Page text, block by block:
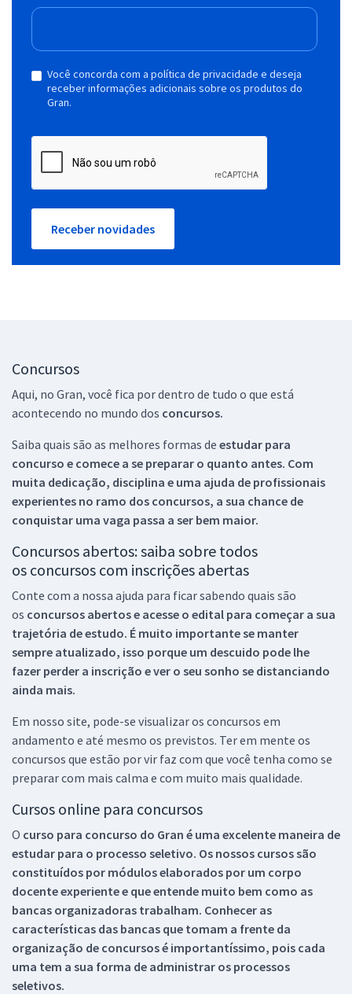
Você concorda com a política de privacidade e deseja
receber informações adicionais sobre os produtos do
Gran.
Receber novidades
Concursos
Aqui, no Gran, você fica por dentro de tudo o que está
acontecendo no mundo dos concursos.
Saiba quais são as melhores formas de estudar para
concurso e comece a se preparar o quanto antes. Com
muita dedicação, disciplina e uma ajuda de profissionais
experientes no ramo dos concursos, a sua chance de
conquistar uma vaga passa a ser bem maior.
Concursos abertos: saiba sobre todos
os concursos com inscrições abertas
Conte com a nossa ajuda para ficar sabendo quais são
os concursos abertos e acesse o edital para começar a sua
trajetória de estudo. É muito importante se manter
sempre atualizado, isso porque um descuido pode lhe
fazer perder a inscrição e ver o seu sonho se distanciando
ainda mais.
Em nosso site, pode-se visualizar os concursos em
andamento e até mesmo os previstos. Ter em mente os
concursos que estão por vir faz com que você tenha como se
preparar com mais calma e com muito mais qualidade.
Cursos online para concursos
O curso para concurso do Gran é uma excelente maneira de
estudar para o processo seletivo. Os nossos cursos são
constituídos por módulos elaborados por um corpo
docente experiente e que entende muito bem como as
bancas organizadoras trabalham. Conhecer as
características das bancas que tomam a frente da
organização de concursos é importantíssimo, pois cada
uma tem a sua forma de administrar os processos
seletivos.